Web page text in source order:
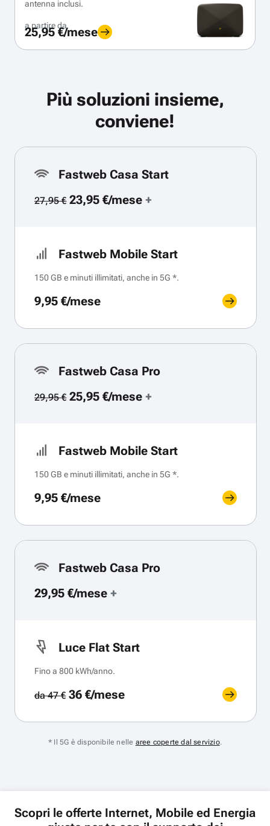
antenna inclusi.
a partire da
25,95 €/mese
Più soluzioni insieme,
conviene!
Fastweb Casa Start
27,95 €23,95 €/mese+
Fastweb Mobile Start
150 GB e minuti illimitati, anche in 5G *.
9,95 €/mese
Fastweb Casa Pro
29,95 €25,95 €/mese+
Fastweb Mobile Start
150 GB e minuti illimitati, anche in 5G *.
9,95 €/mese
Fastweb Casa Pro
29,95 €/mese +
Luce Flat Start
Fino a 800 kWh/anno.
da 47 €36 €/mese
* Il 5G è disponibile nelle aree coperte dal servizio.
Scopri le offerte Internet, Mobile ed Energia